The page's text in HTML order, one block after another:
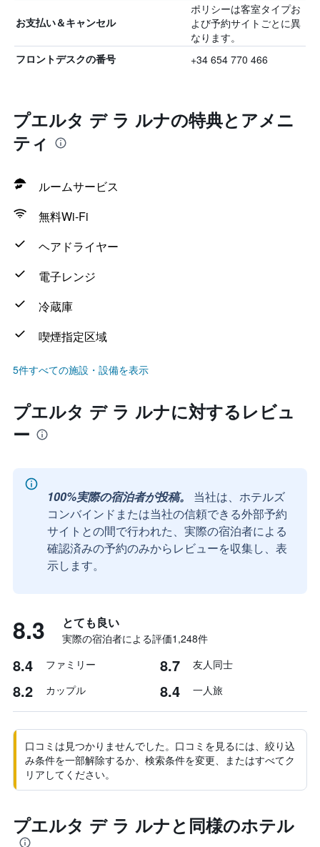
お支払い＆キャンセル
ポリシーは客室タイプお
よび予約サイトごとに異
なります。
フロントデスクの番号 +34 654 770 466
プエルタ デ ラ ルナの特典とアメニ
ティ
ルームサービス
無料Wi-Fi
ヘアドライヤー
電子レンジ
冷蔵庫
喫煙指定区域
5件すべての施設・設備を表示
プエルタ デ ラ ルナに対するレビュ
ー
100%実際の宿泊者が投稿。
当社は、ホテルズ
コンバインドまたは当社の信頼できる外部予約
サイトとの間で行われた、実際の宿泊者による
確認済みの予約のみからレビューを収集し、表
示します。
8.3 とても良い
実際の宿泊者による評価1,248​件
8.4 ファミリー 8.7 友人同士
8.2 カップル 8.4 一人旅
口コミは見つかりませんでした。口コミを見るには、絞り込
み条件を一部解除するか、検索条件を変更、またはすべてク
リアしてください。
プエルタ デ ラ ルナと同様のホテル